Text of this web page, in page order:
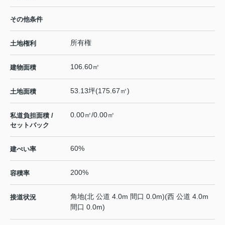
その他条件
土地権利 所有権
建物面積 106.60㎡
土地面積 53.13坪(175.67㎡)
私道負担面積 /
セットバック
0.00㎡/0.00㎡
建ぺい率 60%
容積率 200%
接道状況
角地(北 公道 4.0m 間口 0.0m)(西 公道 4.0m
間口 0.0m)